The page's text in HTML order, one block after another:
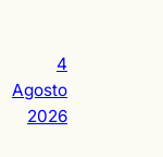
4
Agosto
2026